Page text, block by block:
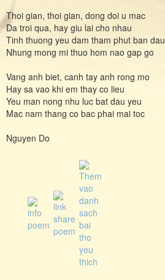
Thoi gian, thoi gian, dong doi u mac
Da troi qua, hay giu lai cho nhau
Tinh thuong yeu dam tham phut ban dau
Nhung mong mi thuo hom nao gap go
Vang anh biet, canh tay anh rong mo
Hay sa vao khi em thay co lieu
Yeu man nong nhu luc bat dau yeu
Mac nam thang co bac phai mai toc
Nguyen Do